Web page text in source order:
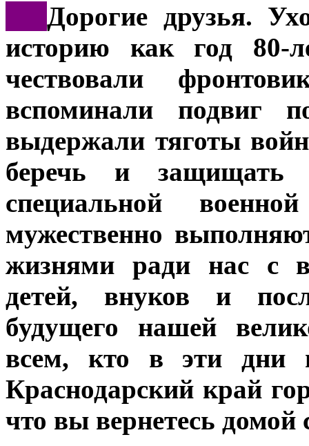
Дорогие друзья.
историю как год
чествовали
вспоминали подвиг
выдержали тяготы
беречь и
специальной
мужественно
жизнями ради нас с
детей, внуков и
будущего нашей
всем, кто в эти дни
Краснодарский край
что вы вернетесь домой